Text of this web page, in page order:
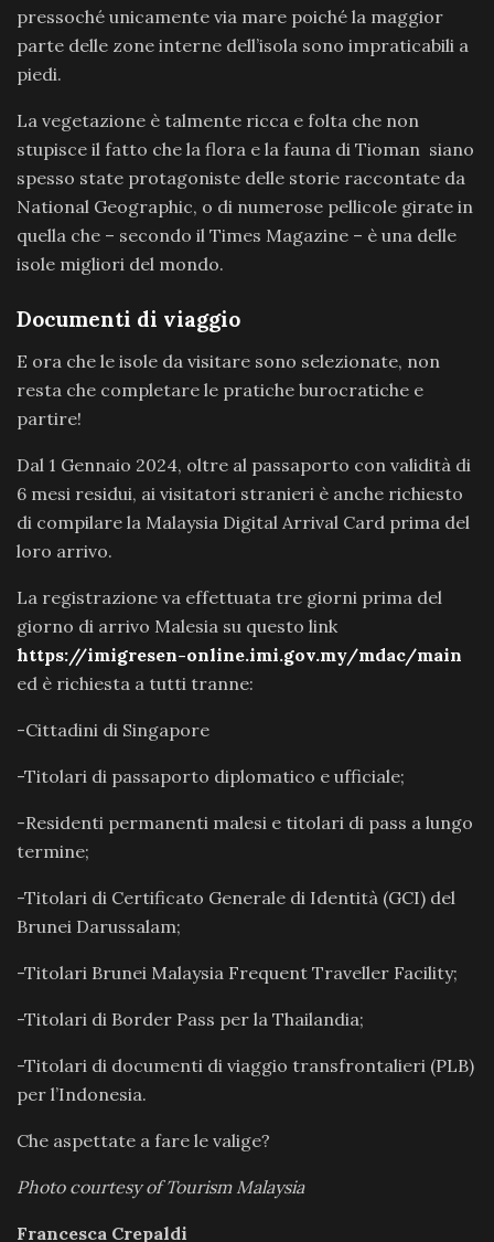
pressoché unicamente via mare poiché la maggior
parte delle zone interne dell’isola sono impraticabili a
piedi.
La vegetazione è talmente ricca e folta che non
stupisce il fatto che la flora e la fauna di Tioman siano
spesso state protagoniste delle storie raccontate da
National Geographic, o di numerose pellicole girate in
quella che – secondo il Times Magazine – è una delle
isole migliori del mondo.
Documenti di viaggio
E ora che le isole da visitare sono selezionate, non
resta che completare le pratiche burocratiche e
partire!
Dal 1 Gennaio 2024, oltre al passaporto con validità di
6 mesi residui, ai visitatori stranieri è anche richiesto
di compilare la Malaysia Digital Arrival Card prima del
loro arrivo.
La registrazione va effettuata tre giorni prima del
giorno di arrivo Malesia su questo link
https://imigresen-online.imi.gov.my/mdac/main
ed è richiesta a tutti tranne:
-Cittadini di Singapore
-Titolari di passaporto diplomatico e ufficiale;
-Residenti permanenti malesi e titolari di pass a lungo
termine;
-Titolari di Certificato Generale di Identità (GCI) del
Brunei Darussalam;
-Titolari Brunei Malaysia Frequent Traveller Facility;
-Titolari di Border Pass per la Thailandia;
-Titolari di documenti di viaggio transfrontalieri (PLB)
per l’Indonesia.
Che aspettate a fare le valige?
Photo courtesy of Tourism Malaysia
Francesca Crepaldi